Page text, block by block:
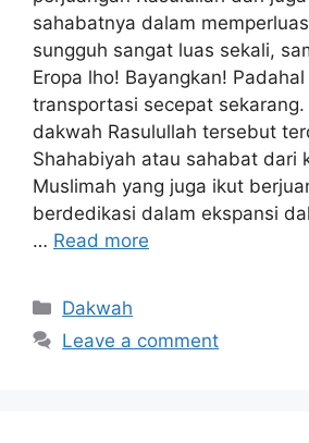
sahabatnya dalam
sungguh sangat luas sekali,
Eropa lho! Bayangkan!
transportasi secepat
dakwah Rasulullah tersebut
Shahabiyah atau sahabat dari
Muslimah yang juga ikut
berdedikasi dalam ekspansi
… Read more
Categories
Dakwah
Leave a comment